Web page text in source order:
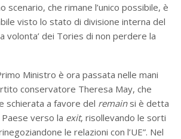
scenario, che rimane l’unico possibile, è
visto lo stato di divisione interna del
volonta’ dei Tories di non perdere la
Ministro è ora passata nelle mani
conservatore Theresa May, che
schierata a favore del remainsi è detta
verso la exit, risollevando le sorti
le relazioni con l’UE”. Nel